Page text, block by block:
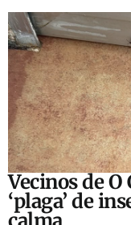
Vecinos de
‘plaga’ de